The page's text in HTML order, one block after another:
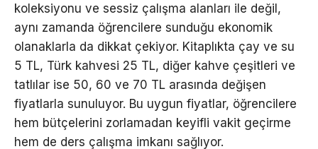
koleksiyonu ve sessiz çalışma alanları ile değil,
aynı zamanda öğrencilere sunduğu ekonomik
olanaklarla da dikkat çekiyor. Kitaplıkta çay ve su
5 TL, Türk kahvesi 25 TL, diğer kahve çeşitleri ve
tatlılar ise 50, 60 ve 70 TL arasında değişen
fiyatlarla sunuluyor. Bu uygun fiyatlar, öğrencilere
hem bütçelerini zorlamadan keyifli vakit geçirme
hem de ders çalışma imkanı sağlıyor.